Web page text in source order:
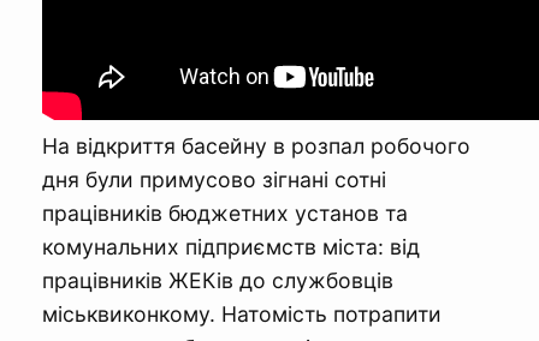
На відкриття басейну в розпал робочого
дня були примусово зігнані сотні
працівників бюджетних установ та
комунальних підприємств міста: від
працівників ЖЕКів до службовців
міськвиконкому. Натомість потрапити